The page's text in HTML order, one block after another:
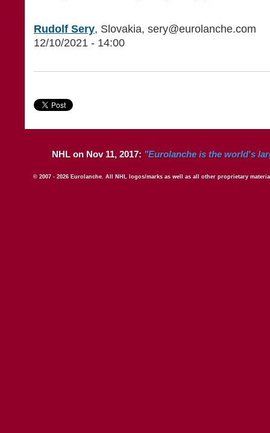
Rudolf Sery, Slovakia, sery@eurolanche.com
12/10/2021 - 14:00
NHL on Nov 11, 2017: "Eurolanche is the world's
© 2007 - 2026 Eurolanche. All NHL logos/marks as well as all other proprietary